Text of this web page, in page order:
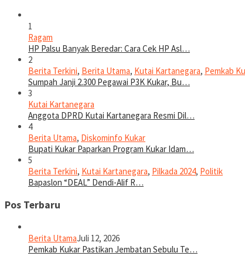
1
Ragam
HP Palsu Banyak Beredar: Cara Cek HP Asl…
2
Berita Terkini, Berita Utama, Kutai Kartanegara, Pemkab
Sumpah Janji 2.300 Pegawai P3K Kukar, Bu…
3
Kutai Kartanegara
Anggota DPRD Kutai Kartanegara Resmi Dil…
4
Berita Utama, Diskominfo Kukar
Bupati Kukar Paparkan Program Kukar Idam…
5
Berita Terkini, Kutai Kartanegara, Pilkada 2024, Politik
Bapaslon “DEAL” Dendi-Alif R…
Pos Terbaru
Berita UtamaJuli 12, 2026
Pemkab Kukar Pastikan Jembatan Sebulu Te…